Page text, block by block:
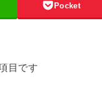
Pocket
目です